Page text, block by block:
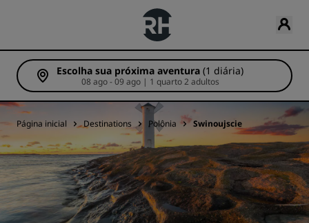
Escolha sua próxima aventura (1 diária)
08 ago - 09 ago | 1 quarto 2 adultos
Página inicial Destinations Polônia Swinoujscie